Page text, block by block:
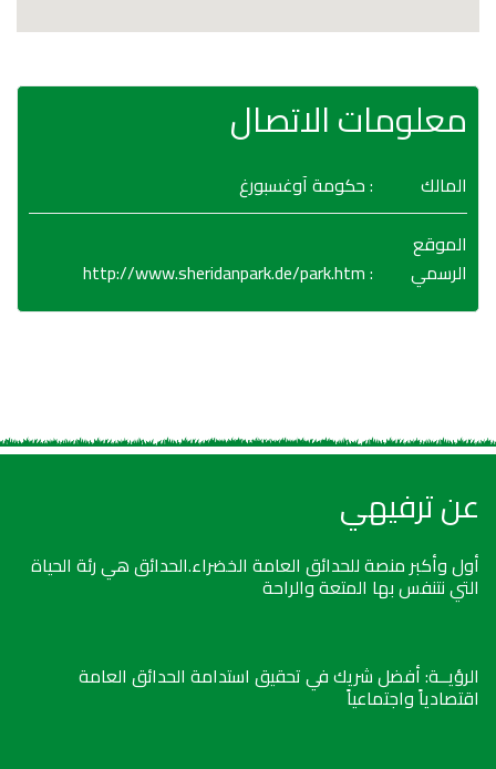
معلومات الاتصال
المالك
: حكومة آوغسبورغ
الموقع
الرسمي
:
http://www.sheridanpark.de/park.htm
عن ترفيهي
أول وأكبر منصة للحدائق العامة الخضراء.الحدائق هي رئة الحياة
التي نتنفس بها المتعة والراحة
الرؤيــة: أفضل شريك في تحقيق استدامة الحدائق العامة
اقتصادياً واجتماعياً